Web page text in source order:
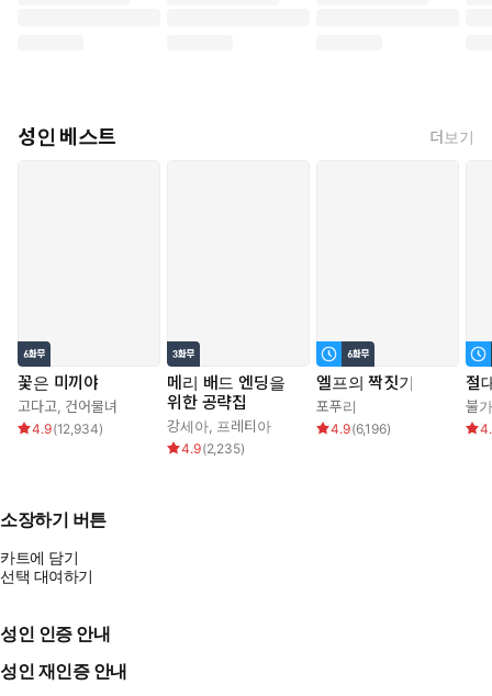
성인 베스트 더보기
꽃은 미끼야
고다고, 건어물녀
4.9(12,934)
메리 배드 엔딩을
위한 공략집
강세아, 프레티아
4.9(2,235)
엘프의 짝짓기
포푸리
4.9(6,196)
절
불
소장하기 버튼
카트에 담기
선택 대여하기
성인 인증 안내
성인 재인증 안내